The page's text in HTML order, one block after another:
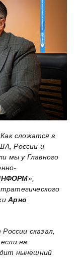
сложатся в
России и
мы у Главного
»,
Арно
сказал,
на
нынешний